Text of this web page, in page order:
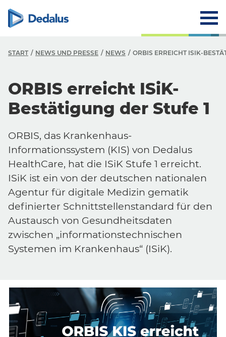
START NEWS UND PRESSE NEWS ORBIS ERREICHT ISIK-
ORBIS erreicht ISiK-
Bestätigung der Stufe 1
ORBIS, das Krankenhaus-
Informationssystem (KIS) von Dedalus
HealthCare, hat die ISiK Stufe 1 erreicht.
ISiK ist ein von der deutschen nationalen
Agentur für digitale Medizin gematik
definierter Schnittstellenstandard für den
Austausch von Gesundheitsdaten
zwischen „informationstechnischen
Systemen im Krankenhaus“ (ISiK).